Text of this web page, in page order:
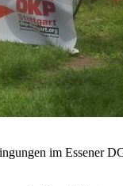
im Essener